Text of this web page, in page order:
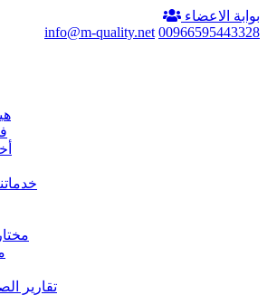
بوابة الاعضاء
00966595443328
info@m-quality.net
تقارير